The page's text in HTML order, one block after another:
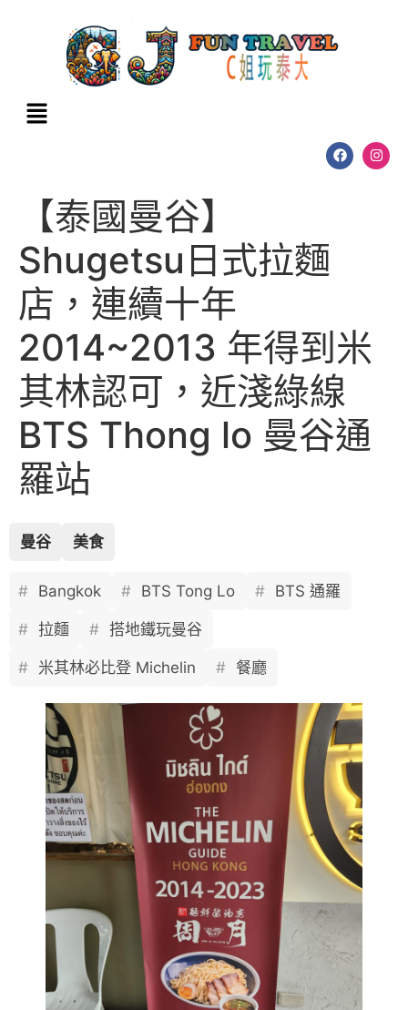
【泰國曼谷】
Shugetsu日式拉麵
店，連續十年
2014~2013 年得到米
其林認可，近淺綠線
BTS Thong lo 曼谷通
羅站
曼谷 美食
Bangkok BTS Tong Lo BTS 通羅
拉麵 搭地鐵玩曼谷
米其林必比登 Michelin 餐廳